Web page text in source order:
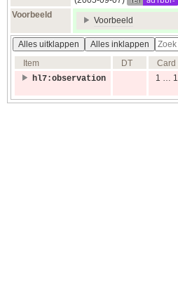
Voorbeeld
Voorbeeld
Alles uitklappen
Alles inklappen
Item
DT Card
hl7:observation
1 … 1